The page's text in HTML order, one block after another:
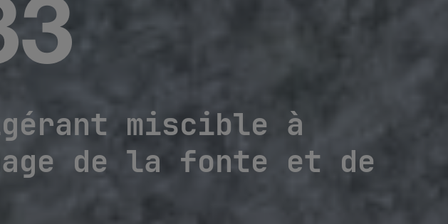
miscible à
de la fonte et de